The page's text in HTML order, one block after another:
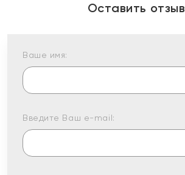
Оставить отзыв
Ваше имя:
Введите Ваш e-mail: